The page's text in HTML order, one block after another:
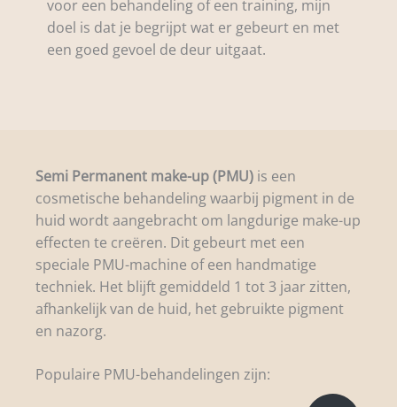
voor een behandeling of een training, mijn
doel is dat je begrijpt wat er gebeurt en met
een goed gevoel de deur uitgaat.
Semi Permanent make-up (PMU) is een
cosmetische behandeling waarbij pigment in de
huid wordt aangebracht om langdurige make-up
effecten te creëren. Dit gebeurt met een
speciale PMU-machine of een handmatige
techniek. Het blijft gemiddeld 1 tot 3 jaar zitten,
afhankelijk van de huid, het gebruikte pigment
en nazorg.
Populaire PMU-behandelingen zijn: